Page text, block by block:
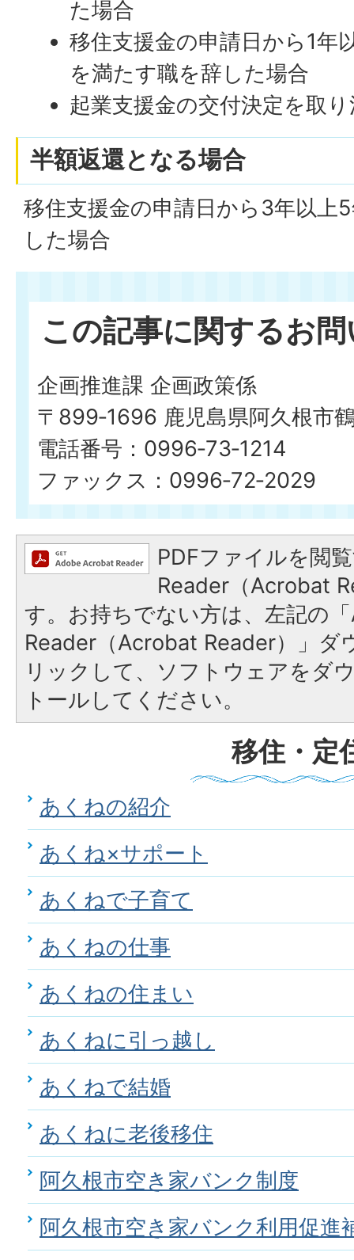
た場合
移住支援金の申請日から1年
を満たす職を辞した場合
起業支援金の交付決定を取
半額返還となる場合
移住支援金の申請日から3年以上
した場合
この記事に関するお
企画推進課 企画政策係
〒899‐1696 鹿児島県阿久根市
電話番号：0996‐73‐1214
ファックス：0996‐72‐2029
PDFファイルを閲
Reader（Acrobat
す。お持ちでない方は、左記の
Reader（Acrobat Reader）」ダ
リックして、ソフトウェアをダ
トールしてください。
移住・定
あくねの紹介
あくね×サポート
あくねで子育て
あくねの仕事
あくねの住まい
あくねに引っ越し
あくねで結婚
あくねに老後移住
阿久根市空き家バンク制度
阿久根市空き家バンク利用促進